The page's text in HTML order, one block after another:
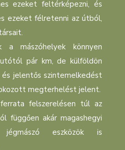
ezeket feltérképezni, és
ezeket félretenni az útból,
a mászóhelyek könnyen
pár km, de külföldön
jelentős szintemelkedést
megterhelést jelent.
felszerelésen túl az
függően akár magashegyi
eszközök is